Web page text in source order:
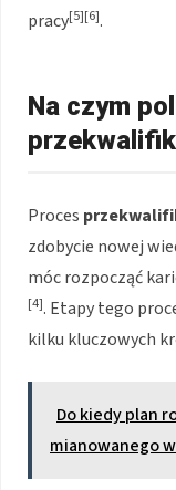
pracy[5][6].
Na czym
Proces
zdobycie nowej
móc rozpocząć
[4]. Etapy tego
kilku kluczowych
Do kiedy plan
mianowanego